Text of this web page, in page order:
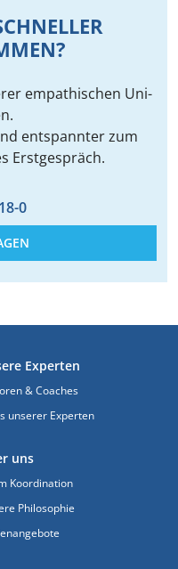
empathischen Uni-
entspannter zum
Erstgespräch.
0
Experten
& Coaches
unserer Experten
uns
Koordination
Philosophie